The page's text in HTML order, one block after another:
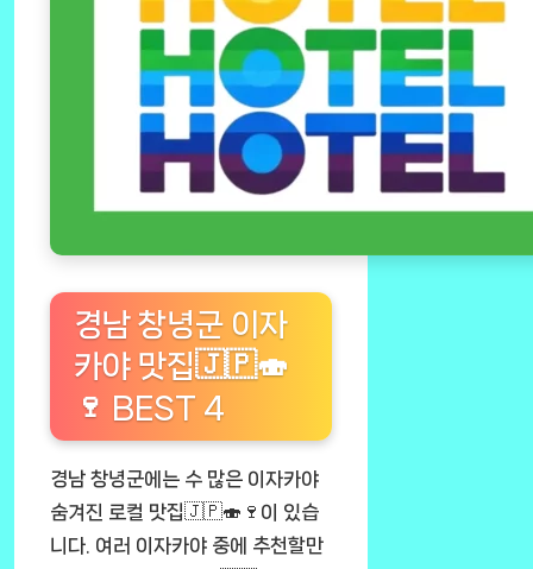
경남 창녕군 이자
카야 맛집🇯🇵🍣
🍷 BEST 4
경남 창녕군에는 수 많은 이자카야
숨겨진 로컬 맛집🇯🇵🍣🍷이 있습
니다. 여러 이자카야 중에 추천할만